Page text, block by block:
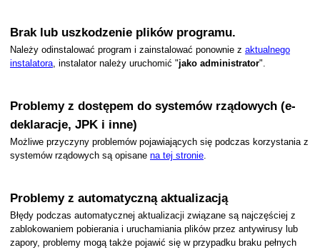
Brak lub uszkodzenie plików programu.
Należy odinstalować program i zainstalować ponownie z aktualnego
instalatora, instalator należy uruchomić "jako administrator".
Problemy z dostępem do systemów rządowych (e-
deklaracje, JPK i inne)
Możliwe przyczyny problemów pojawiających się podczas korzystania z
systemów rządowych są opisane na tej stronie.
Problemy z automatyczną aktualizacją
Błędy podczas automatycznej aktualizacji związane są najczęściej z
zablokowaniem pobierania i uruchamiania plików przez antywirusy lub
zapory, problemy mogą także pojawić się w przypadku braku pełnych